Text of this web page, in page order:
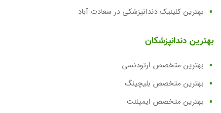
بهترین کلینیک دندانپزشکی در سعادت آباد
بهترین دندانپزشکان
بهترین متخصص ارتودنسی
بهترین متخصص بلیچینگ
بهترین متخصص ایمپلنت